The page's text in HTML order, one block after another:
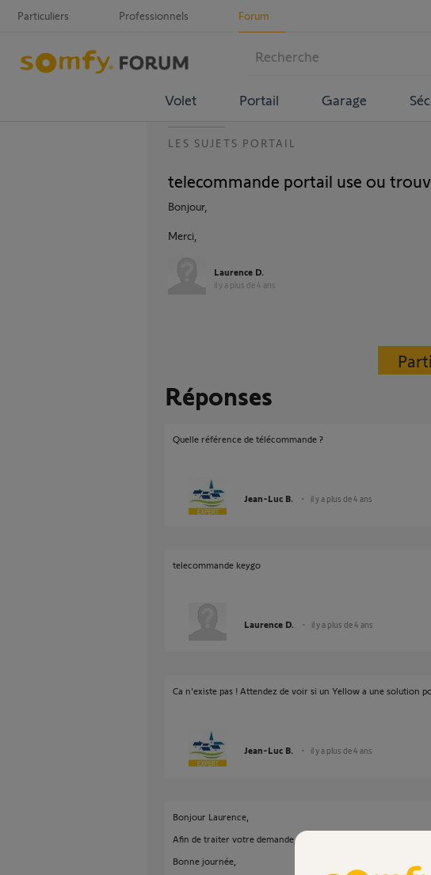
Particuliers Professionnels Forum
Volet Portail Garage
LES SUJETS PORTAIL
telecommande portail use ou
Bonjour,
Merci,
Laurence D.
il y a plus de 4 ans
Réponses
Quelle référence de télécommande ?
Jean-Luc B. il y a plus de 4 ans
telecommande keygo
Laurence D. il y a plus de 4 ans
Ca n'existe pas ! Attendez de voir si un Yellow a une solution
Jean-Luc B. il y a plus de 4 ans
Bonjour Laurence,
Afin de traiter votre demande, je me permets de vous envoyer
Bonne journée,